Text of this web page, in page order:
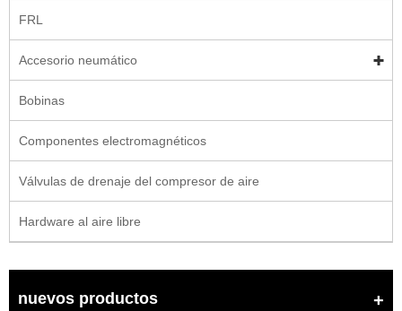
FRL
Accesorio neumático
Bobinas
Componentes electromagnéticos
Válvulas de drenaje del compresor de aire
Hardware al aire libre
nuevos productos